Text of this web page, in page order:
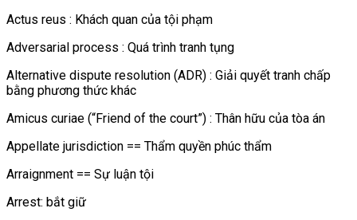
Actus reus : Khách quan của tội phạm
Adversarial process : Quá trình tranh tụng
Alternative dispute resolution (ADR) : Giải quyết tranh chấp
bằng phương thức khác
Amicus curiae (“Friend of the court”) : Thân hữu của tòa án
Appellate jurisdiction == Thẩm quyền phúc thẩm
Arraignment == Sự luận tội
Arrest: bắt giữ